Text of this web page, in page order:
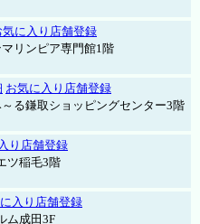
気に入り店舗登録
リンピア専門館1階
お気に入り店舗登録
る鎌取ショッピングセンター3階
り店舗登録
ツ稲毛3階
入り店舗登録
ム成田3F